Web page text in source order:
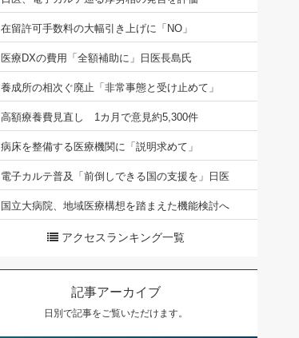
在留許可手数料の大幅引き上げに「NO」
医療DXの費用「全額補助に」日医長島氏
養成所の相次ぐ廃止「非常事態と受け止めて」
高額療養費見直し 1カ月で意見約5,300件
病床を整備する医療機関に「説明求めて」
電子カルテ普及「前倒しできる国の支援を」日医
国立大病院、地域医療構想を踏まえた機能検討へ
アクセスランキング一覧
記事アーカイブ
日別で記事をご覧いただけます。